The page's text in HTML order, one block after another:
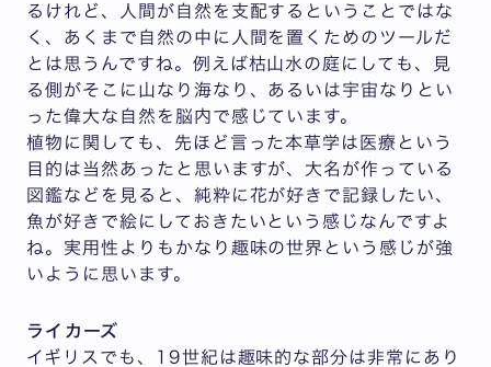
るけれど、人間が自然を支配するということではな
く、あくまで自然の中に人間を置くためのツールだ
とは思うんですね。例えば枯山水の庭にしても、見
る側がそこに山なり海なり、あるいは宇宙なりとい
った偉大な自然を脳内で感じています。
植物に関しても、先ほど言った本草学は医療という
目的は当然あったと思いますが、大名が作っている
図鑑などを見ると、純粋に花が好きで記録したい、
魚が好きで絵にしておきたいという感じなんですよ
ね。実用性よりもかなり趣味の世界という感じが強
いように思います。
ライカーズ
イギリスでも、19世紀は趣味的な部分は非常にあり